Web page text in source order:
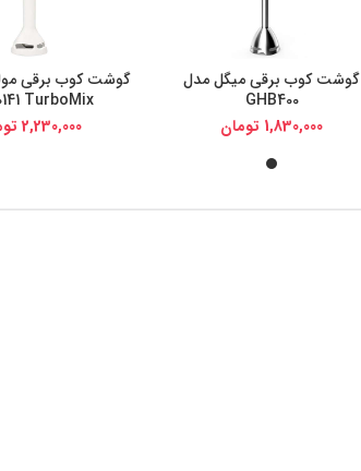
خرید از دیجی کالا
گوشت کوب برقی میگل مدل
GHB400
1,830,000 تومان
خرید از دیجی
گوشت کوب برقی
TurboMix
2,230,000